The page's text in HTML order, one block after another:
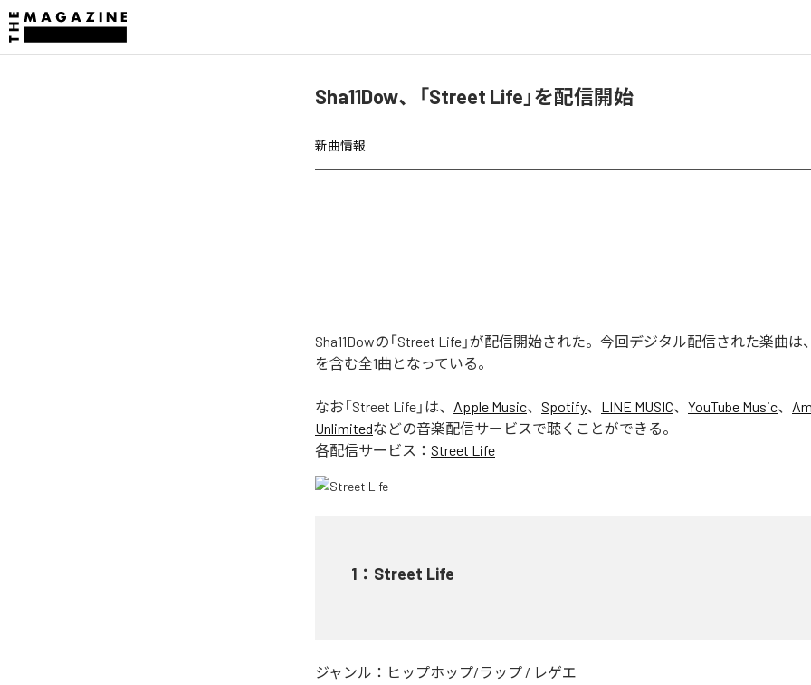
Sha11Dow、「Street Life」を配信開始
新曲情報
Sha11Dowの「Street Life」が配信開始された。今回デジタル配信された楽曲は
を含む全1曲となっている。
なお「Street Life 」は、 Apple Music、 Spotify、 LINE MUSIC、 YouTube Music、
Unlimitedなどの音楽配信サービスで聴くことができる。
各配信サービス： Street Life
1 ： Street Life
ジャンル： ヒップホップ/ラップ / レゲエ